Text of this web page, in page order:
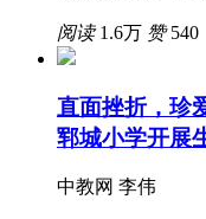
阅读1.6万 赞540
直面挫折，珍
郓城小学开展
中教网 李伟